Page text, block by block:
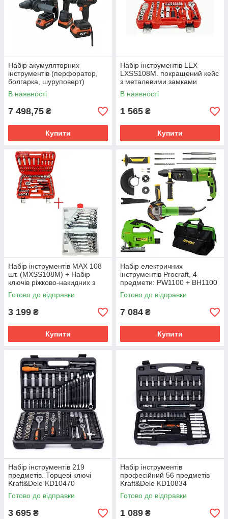
Набір акумуляторних
інструментів (перфоратор,
болгарка, шуруповерт)
Stromo PA210SET
В наявності
7 498,75 ₴
Купити
Набір інструментів LEX
LXSS108M. покращений кейс
з металевими замками
В наявності
1 565 ₴
Купити
Набір інструментів MAX 108
шт. (MXSS108M) + Набір
ключів ріжково-накидних з
тріскачкою LEX 12 шт.
(LEX1219)
Готово до відправки
3 199 ₴
Купити
Набір електричних
інструментів Procraft, 4
предмети: PW1100 + BH1100
+ ST1300 + BG400
Готово до відправки
7 084 ₴
Купити
Набір інструментів 219
предметів. Торцеві ключі
Kraft&Dele KD10470
Готово до відправки
3 695 ₴
Набір інструментів
професійний 56 предметів
Kraft&Dele KD10834
Готово до відправки
1 089 ₴